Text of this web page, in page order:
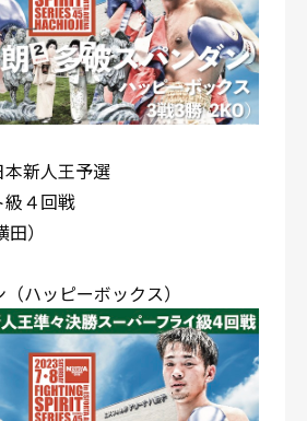
新人王予選
４回戦
）
ハッピーボックス）